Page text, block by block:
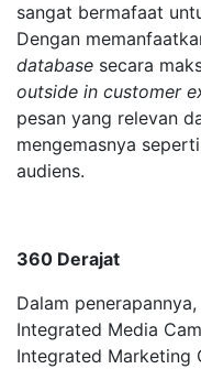
sangat bermafaat
Dengan
database secara
outside in customer
pesan yang relevan
mengemasnya
audiens.
360 Derajat
Dalam penerapannya,
Integrated Media
Integrated Marketing